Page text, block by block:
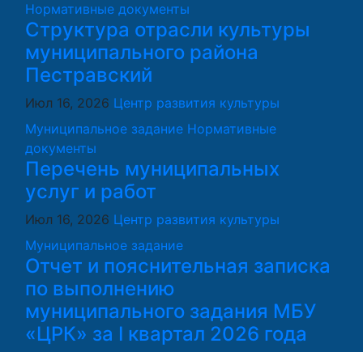
Нормативные документы
Структура отрасли культуры
муниципального района
Пестравский
Июл 16, 2026 Центр развития культуры
Муниципальное задание Нормативные
документы
Перечень муниципальных
услуг и работ
Июл 16, 2026 Центр развития культуры
Муниципальное задание
Отчет и пояснительная записка
по выполнению
муниципального задания МБУ
«ЦРК» за I квартал 2026 года